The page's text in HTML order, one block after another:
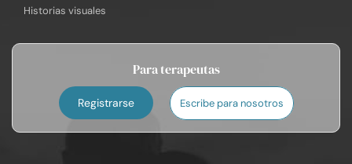
Historias visuales
Para terapeutas
Registrarse Escribe para nosotros